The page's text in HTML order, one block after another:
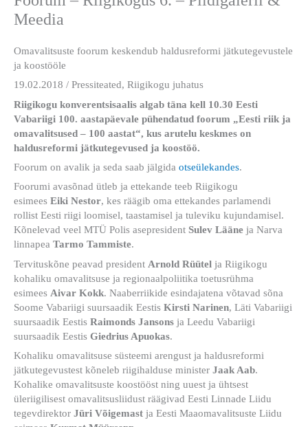
Meedia
Omavalitsuste foorum keskendub haldusreformi jätkutegevustele
ja koostööle
19.02.2018 / Pressiteated, Riigikogu juhatus
Riigikogu konverentsisaalis algab täna kell 10.30 Eesti
Vabariigi 100. aastapäevale pühendatud foorum „Eesti riik ja
omavalitsused – 100 aastat“, kus arutelu keskmes on
haldusreformi jätkutegevused ja koostöö.
Foorum on avalik ja seda saab jälgida otseülekandes.
Foorumi avasõnad ütleb ja ettekande teeb Riigikogu
esimees Eiki Nestor, kes räägib oma ettekandes parlamendi
rollist Eesti riigi loomisel, taastamisel ja tuleviku kujundamisel.
Kõnelevad veel MTÜ Polis asepresident Sulev Lääne ja Narva
linnapea Tarmo Tammiste.
Tervituskõne peavad president Arnold Rüütel ja Riigikogu
kohaliku omavalitsuse ja regionaalpoliitika toetusrühma
esimees Aivar Kokk. Naaberriikide esindajatena võtavad sõna
Soome Vabariigi suursaadik Eestis Kirsti Narinen, Läti Vabariigi
suursaadik Eestis Raimonds Jansons ja Leedu Vabariigi
suursaadik Eestis Giedrius Apuokas.
Kohaliku omavalitsuse süsteemi arengust ja haldusreformi
jätkutegevustest kõneleb riigihalduse minister Jaak Aab.
Kohalike omavalitsuste koostööst ning uuest ja ühtsest
üleriigilisest omavalitsusliidust räägivad Eesti Linnade Liidu
tegevdirektor Jüri Võigemast ja Eesti Maaomavalitsuste Liidu